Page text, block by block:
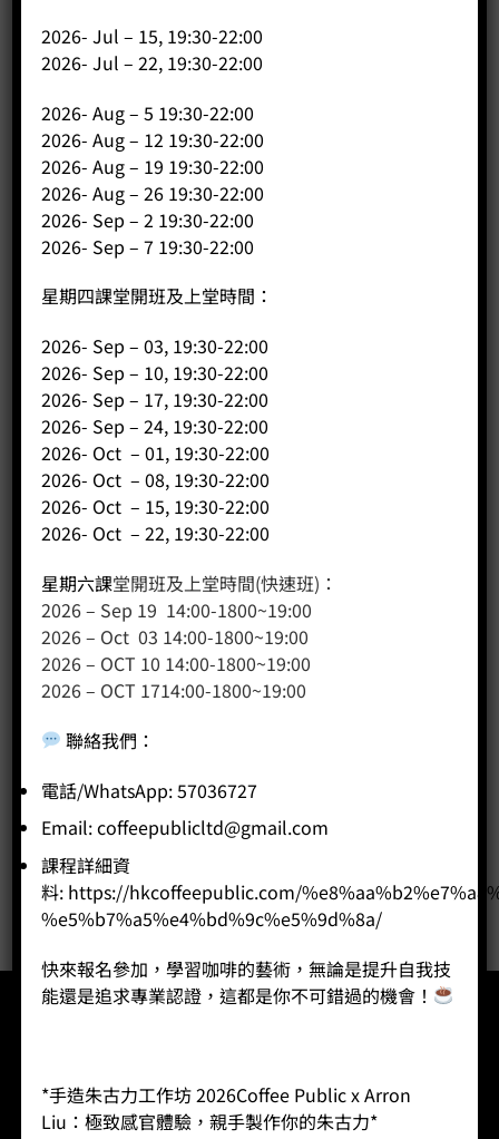
導師簡介
商店（產品）
課程/工作坊
客戶服務
聯絡我們
網站地圖
友站連結
產品分類
咖啡課程
咖啡種類
咖啡機
咖啡器具品牌
WPM咖啡系列
奶茶
登入 會員登記 忘記密碼 運費查詢 聯絡我們
ⓒ2026 Coffee Public Limited. All Rights Reserved.
2026- Jul – 15, 19:30-22:00
2026- Jul – 22, 19:30-22:00
2026- Aug – 5 19:30-22:00
2026- Aug – 12 19:30-22:00
2026- Aug – 19 19:30-22:00
2026- Aug – 26 19:30-22:00
2026- Sep – 2 19:30-22:00
2026- Sep – 7 19:30-22:00
星期四課堂開班及上堂時間：
2026- Sep – 03, 19:30-22:00
2026- Sep – 10, 19:30-22:00
2026- Sep – 17, 19:30-22:00
2026- Sep – 24, 19:30-22:00
2026- Oct – 01, 19:30-22:00
2026- Oct – 08, 19:30-22:00
2026- Oct – 15, 19:30-22:00
2026- Oct – 22, 19:30-22:00
星期六課堂開班及上堂時間(快速班)：
2026 – Sep 19 14:00-1800~19:00
2026 – Oct 03 14:00-1800~19:00
2026 – OCT 10 14:00-1800~19:00
2026 – OCT 1714:00-1800~19:00
聯絡我們 ：
電話/WhatsApp: 57036727
Email:coffeepublicltd@gmail.com
課程詳細資
料: https://hkcoffeepublic.com/
%e5%b7%a5%e4%bd%9c%e5%9d%8a/
快來報名參加，學習咖啡的藝術，無論是提升自我技
能還是追求專業認證，這都是你不可錯過的機會！
*手造朱古力工作坊 2026Coffee Public x Arron
Liu：極致感官體驗，親手製作你的朱古力*